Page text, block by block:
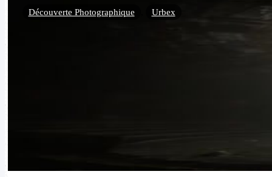
Découverte Photographique Urbex